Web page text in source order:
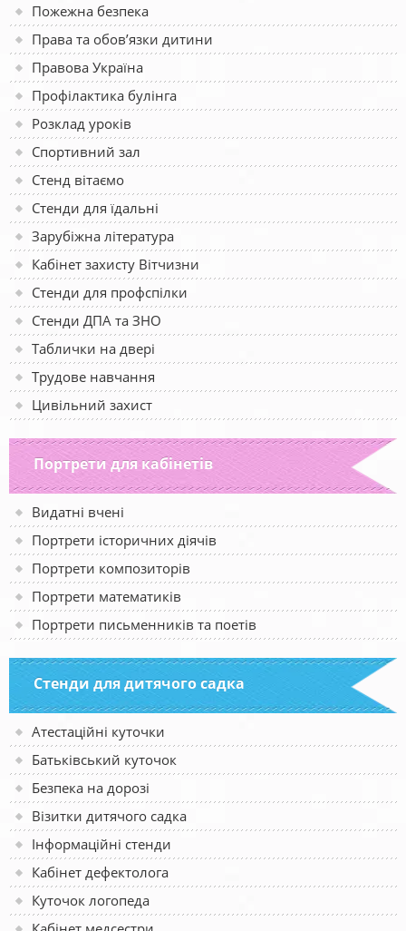
Пожежна безпека
Права та обов’язки дитини
Правова Україна
Профілактика булінга
Розклад уроків
Спортивний зал
Стенд вітаємо
Стенди для їдальні
Зарубіжна література
Кабінет захисту Вітчизни
Стенди для профспілки
Стенди ДПА та ЗНО
Таблички на двері
Трудове навчання
Цивільний захист
Портрети для кабінетів
Видатні вчені
Портрети історичних діячів
Портрети композиторів
Портрети математиків
Портрети письменників та поетів
Стенди для дитячого садка
Атестаційні куточки
Батьківський куточок
Безпека на дорозі
Візитки дитячого садка
Інформаційні стенди
Кабінет дефектолога
Куточок логопеда